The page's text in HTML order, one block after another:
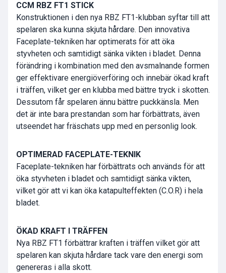
CCM RBZ FT1 STICK
Konstruktionen i den nya RBZ FT1-klubban syftar till att
spelaren ska kunna skjuta hårdare. Den innovativa
Faceplate-tekniken har optimerats för att öka
styvheten och samtidigt sänka vikten i bladet. Denna
förändring i kombination med den avsmalnande formen
ger effektivare energiöverföring och innebär ökad kraft
i träffen, vilket ger en klubba med bättre tryck i skotten.
Dessutom får spelaren ännu bättre puckkänsla. Men
det är inte bara prestandan som har förbättrats, även
utseendet har fräschats upp med en personlig look.
OPTIMERAD FACEPLATE-TEKNIK
Faceplate-tekniken har förbättrats och används för att
öka styvheten i bladet och samtidigt sänka vikten,
vilket gör att vi kan öka katapulteffekten (C.O.R) i hela
bladet.
ÖKAD KRAFT I TRÄFFEN
Nya RBZ FT1 förbättrar kraften i träffen vilket gör att
spelaren kan skjuta hårdare tack vare den energi som
genereras i alla skott.